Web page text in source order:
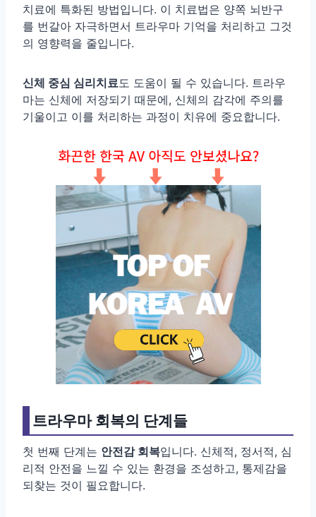
치료에 특화된 방법입니다. 이 치료법은 양쪽 뇌반구
를 번갈아 자극하면서 트라우마 기억을 처리하고 그것
의 영향력을 줄입니다.
신체 중심 심리치료 도 도움이 될 수 있습니다. 트라우
마는 신체에 저장되기 때문에, 신체의 감각에 주의를
기울이고 이를 처리하는 과정이 치유에 중요합니다.
트라우마 회복의 단계들
첫 번째 단계는 안전감 회복입니다. 신체적, 정서적, 심
리적 안전을 느낄 수 있는 환경을 조성하고, 통제감을
되찾는 것이 필요합니다.